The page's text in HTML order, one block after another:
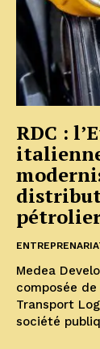
RDC :
Medea
composée
Transport
société